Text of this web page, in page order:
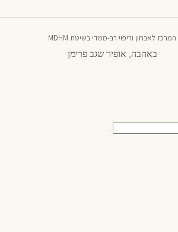
המרכז לאבחון וריפוי רב-ממדי בשיטת MDHM
באהבה, אופיר שגב פרימן